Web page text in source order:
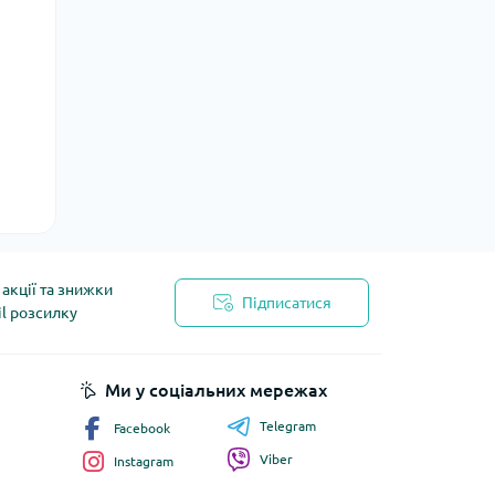
та знижки
розсилку
Підписатися
Ми у соціальних мережах
Facebook
Instagram
Telegram
Viber